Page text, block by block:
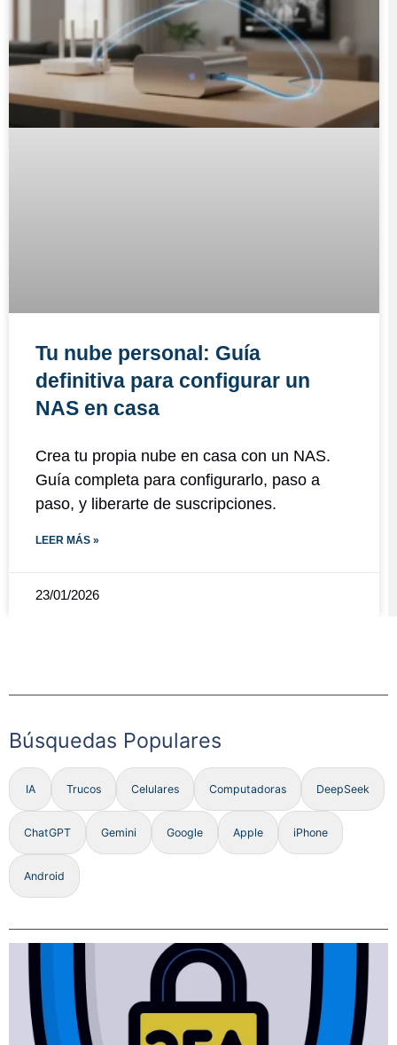
Tu nube personal: Guía
definitiva para configurar un
NAS en casa
Crea tu propia nube en casa con un NAS.
Guía completa para configurarlo, paso a
paso, y liberarte de suscripciones.
LEER MÁS »
23/01/2026
Búsquedas Populares
IA Trucos Celulares Computadoras DeepSeek
ChatGPT Gemini Google Apple iPhone
Android